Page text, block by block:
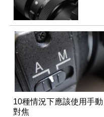
10種情況下應該使用手動
對焦